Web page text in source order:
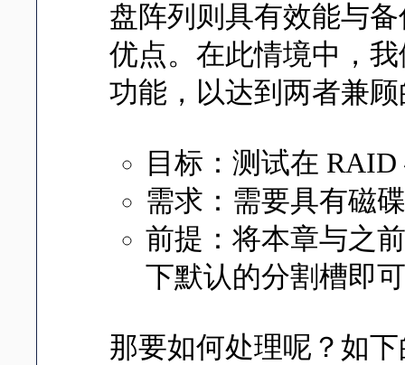
盘阵列则具有效能与
优点。在此情境中，
功能，以达到两者兼
目标：测试在
需求：需要具有磁
前提：将本章与之
下默认的分割槽即
那要如何处理呢？如